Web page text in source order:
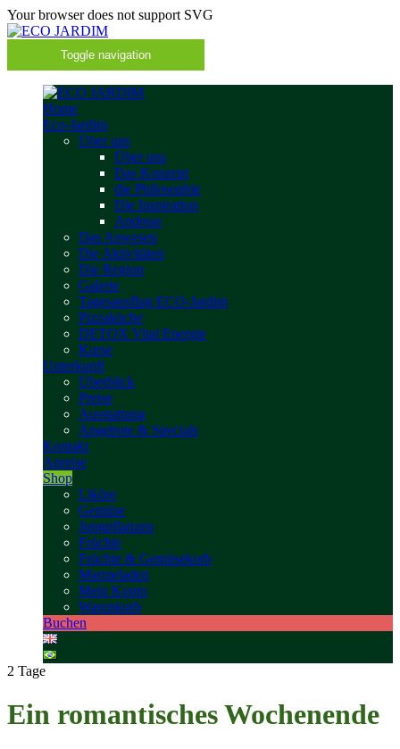
Your browser does not support SVG
Toggle navigation
Home
Eco-Jardim
Über uns
Über uns
Das Konzept
die Philosophie
Die Inspiration
Andreas
Das Anwesen
Die Aktivitäten
Die Region
Galerie
Tagesausflug ECO-Jardim
Pizzaküche
DETOX Vital Energie
Kurse
Unterkunft
Überblick
Preise
Ausstattung
Angebote & Specials
Kontakt
Anreise
Shop
Liköre
Gemüse
Jungpflanzen
Früchte
Früchte & Gemüsekorb
Marmeladen
Mein Konto
Warenkorb
Buchen
2 Tage
Ein romantisches Wochenende